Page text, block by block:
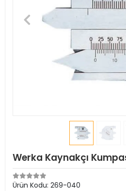
Werka Kaynakçı
Ürün Kodu: 269-040